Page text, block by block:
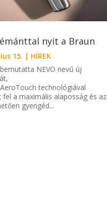
nyit a Braun
15. | HÍREK
NEVO nevű új
technológiával
fel a maximális alaposság és az
gyengéd...